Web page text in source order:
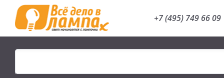
+7 (495) 749 66 09